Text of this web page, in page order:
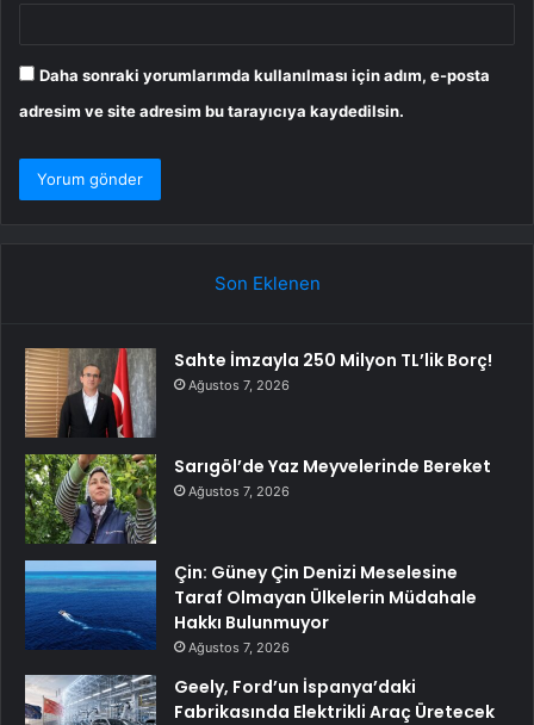
Daha sonraki yorumlarımda kullanılması için adım, e-posta
adresim ve site adresim bu tarayıcıya kaydedilsin.
Son Eklenen
Sahte İmzayla 250 Milyon TL’lik Borç!
Ağustos 7, 2026
Sarıgöl’de Yaz Meyvelerinde Bereket
Ağustos 7, 2026
Çin: Güney Çin Denizi Meselesine
Taraf Olmayan Ülkelerin Müdahale
Hakkı Bulunmuyor
Ağustos 7, 2026
Geely, Ford’un İspanya’daki
Fabrikasında Elektrikli Araç Üretecek